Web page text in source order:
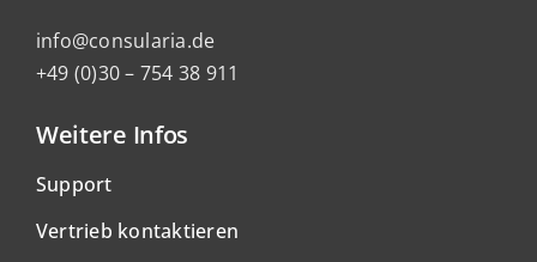
info@consularia.de
+49 (0)30 – 754 38 911
Weitere Infos
Support
Vertrieb kontaktieren